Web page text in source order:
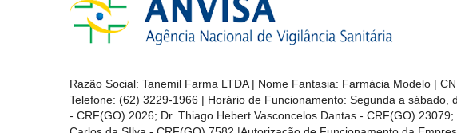
Razão Social: Tanemil Farma LTDA | Nome Fantasia: Farmácia Modelo |
Telefone: (62) 3229-1966 | Horário de Funcionamento: Segunda a
- CRF(GO) 2026; Dr. Thiago Hebert Vasconcelos Dantas - CRF(GO) 23079;